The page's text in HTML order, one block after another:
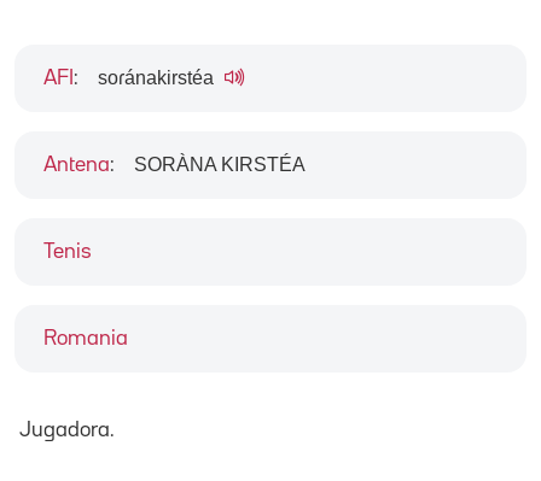
Tenis
Romania
AFI : soɾánakirstéa
Antena: SORÀNA KIRSTÉA
Jugadora.